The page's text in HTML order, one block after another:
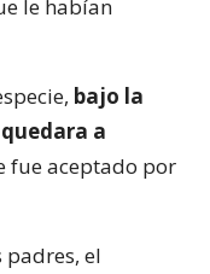
le habían
bajo la
a
fue aceptado por
el